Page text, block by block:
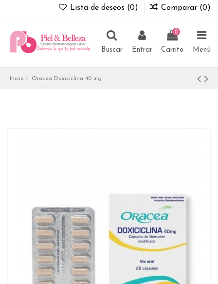
Lista de deseos (0) Comparar (0)
Buscar Entrar
0
Carrito Menú
Inicio Oracea Doxiciclina 40 mg